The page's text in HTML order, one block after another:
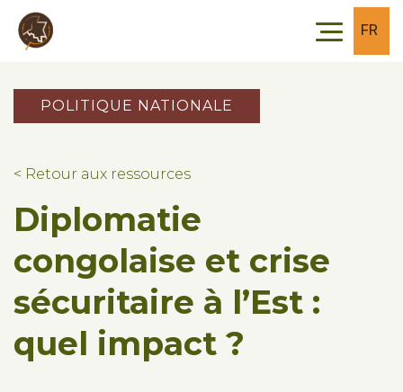
Skip to main content
Skip to footer
FR
POLITIQUE NATIONALE
< Retour aux ressources
Diplomatie
congolaise et crise
sécuritaire à l’Est :
quel impact ?